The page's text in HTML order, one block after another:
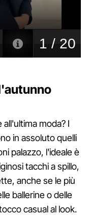
moda? I
in assoluto quelli
palazzo, l'ideale è
tacchi a spillo,
anche se le più
ballerine o delle
casual al look.